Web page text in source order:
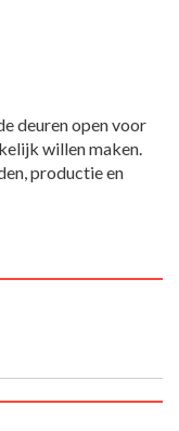
deuren open voor
willen maken.
productie en